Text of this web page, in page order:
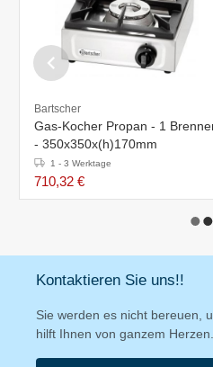
Bartscher
Gas-Kocher Propan - 1
- 350x350x(h)170mm
1 - 3 Werktage
710,32 €
Kontaktieren Sie uns!!
Sie werden es nicht bereuen,
hilft Ihnen von ganzem Herzen.